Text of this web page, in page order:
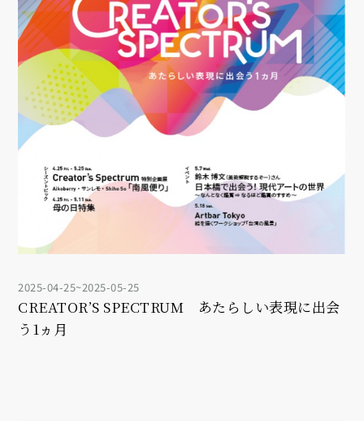
2025-04-25~2025-05-25
CREATOR’S SPECTRUM あたらしい表現に出会
う1ヵ月